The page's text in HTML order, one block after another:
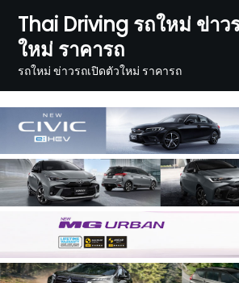
content
Thai Driving รถใหม่ ข่าว
ใหม่ ราคารถ
รถใหม่ ข่าวรถเปิดตัวใหม่ ราคารถ